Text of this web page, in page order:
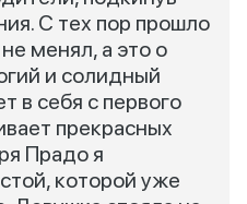
С тех пор прошло
менял, а это о
и солидный
в себя с первого
прекрасных
Прадо я
которой уже